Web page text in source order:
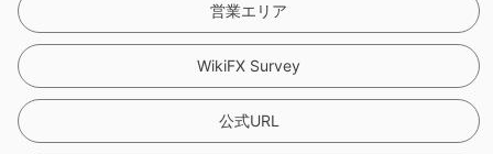
営業エリア
WikiFX Survey
公式URL